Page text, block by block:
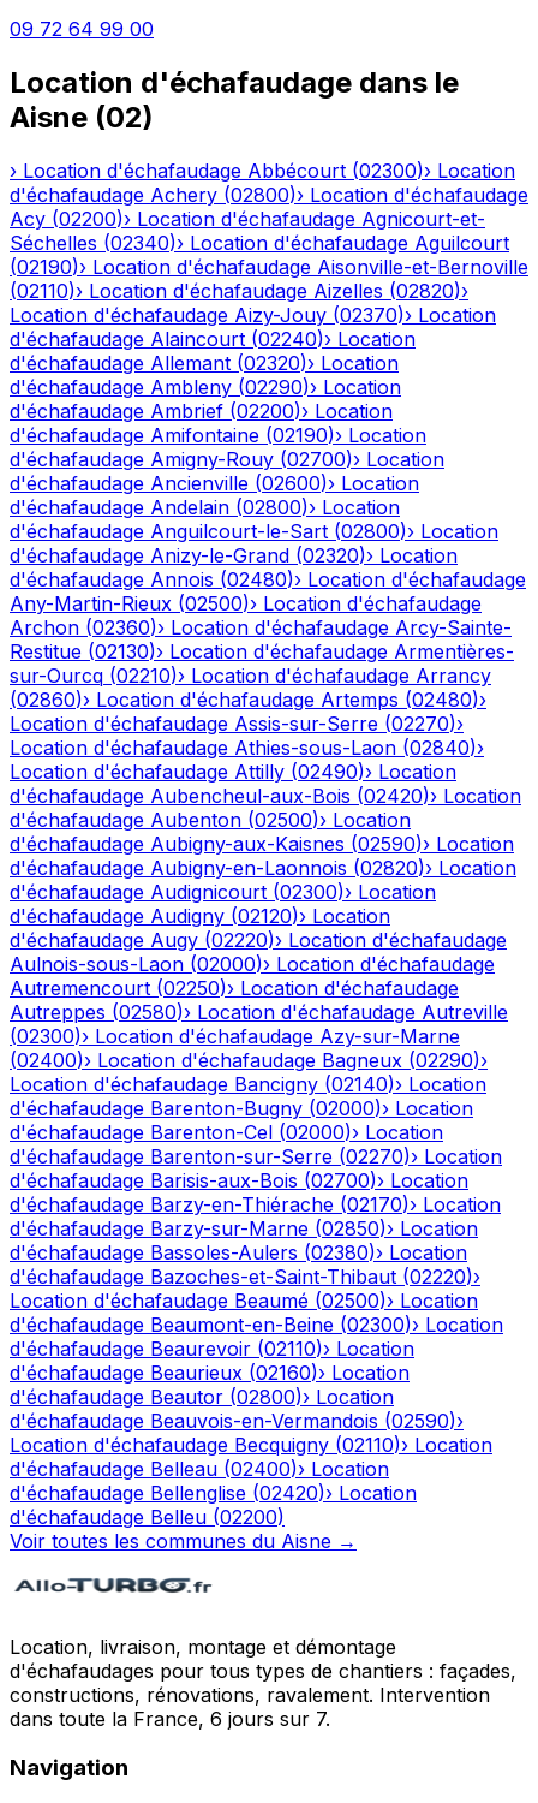
09 72 64 99 00
Location d'échafaudage dans le
Aisne (02)
› Location d'échafaudage Abbécourt (02300)› Location
d'échafaudage Achery (02800)› Location d'échafaudage
Acy (02200)› Location d'échafaudage Agnicourt-et-
Séchelles (02340)› Location d'échafaudage Aguilcourt
(02190)› Location d'échafaudage Aisonville-et-Bernoville
(02110)› Location d'échafaudage Aizelles (02820)›
Location d'échafaudage Aizy-Jouy (02370)› Location
d'échafaudage Alaincourt (02240)› Location
d'échafaudage Allemant (02320)› Location
d'échafaudage Ambleny (02290)› Location
d'échafaudage Ambrief (02200)› Location
d'échafaudage Amifontaine (02190)› Location
d'échafaudage Amigny-Rouy (02700)› Location
d'échafaudage Ancienville (02600)› Location
d'échafaudage Andelain (02800)› Location
d'échafaudage Anguilcourt-le-Sart (02800)› Location
d'échafaudage Anizy-le-Grand (02320)› Location
d'échafaudage Annois (02480)› Location d'échafaudage
Any-Martin-Rieux (02500)› Location d'échafaudage
Archon (02360)› Location d'échafaudage Arcy-Sainte-
Restitue (02130)› Location d'échafaudage Armentières-
sur-Ourcq (02210)› Location d'échafaudage Arrancy
(02860)› Location d'échafaudage Artemps (02480)›
Location d'échafaudage Assis-sur-Serre (02270)›
Location d'échafaudage Athies-sous-Laon (02840)›
Location d'échafaudage Attilly (02490)› Location
d'échafaudage Aubencheul-aux-Bois (02420)› Location
d'échafaudage Aubenton (02500)› Location
d'échafaudage Aubigny-aux-Kaisnes (02590)› Location
d'échafaudage Aubigny-en-Laonnois (02820)› Location
d'échafaudage Audignicourt (02300)› Location
d'échafaudage Audigny (02120)› Location
d'échafaudage Augy (02220)› Location d'échafaudage
Aulnois-sous-Laon (02000)› Location d'échafaudage
Autremencourt (02250)› Location d'échafaudage
Autreppes (02580)› Location d'échafaudage Autreville
(02300)› Location d'échafaudage Azy-sur-Marne
(02400)› Location d'échafaudage Bagneux (02290)›
Location d'échafaudage Bancigny (02140)› Location
d'échafaudage Barenton-Bugny (02000)› Location
d'échafaudage Barenton-Cel (02000)› Location
d'échafaudage Barenton-sur-Serre (02270)› Location
d'échafaudage Barisis-aux-Bois (02700)› Location
d'échafaudage Barzy-en-Thiérache (02170)› Location
d'échafaudage Barzy-sur-Marne (02850)› Location
d'échafaudage Bassoles-Aulers (02380)› Location
d'échafaudage Bazoches-et-Saint-Thibaut (02220)›
Location d'échafaudage Beaumé (02500)› Location
d'échafaudage Beaumont-en-Beine (02300)› Location
d'échafaudage Beaurevoir (02110)› Location
d'échafaudage Beaurieux (02160)› Location
d'échafaudage Beautor (02800)› Location
d'échafaudage Beauvois-en-Vermandois (02590)›
Location d'échafaudage Becquigny (02110)› Location
d'échafaudage Belleau (02400)› Location
d'échafaudage Bellenglise (02420)› Location
d'échafaudage Belleu (02200)
Voir toutes les communes du Aisne →
Location, livraison, montage et démontage
d'échafaudages pour tous types de chantiers : façades,
constructions, rénovations, ravalement. Intervention
dans toute la France, 6 jours sur 7.
Navigation